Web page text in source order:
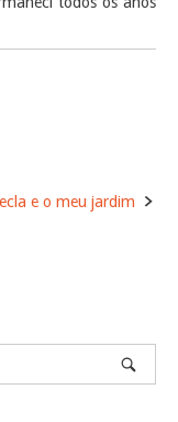
e o meu jardim